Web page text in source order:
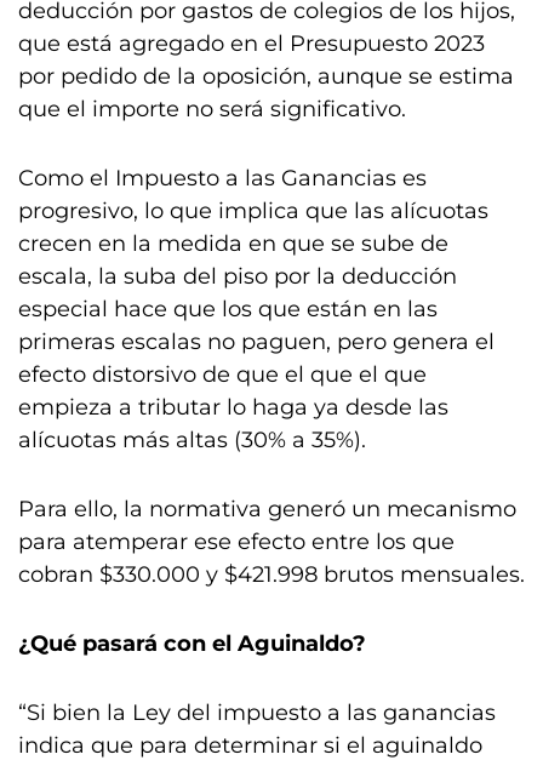
deducción por gastos de colegios de los hijos,
que está agregado en el Presupuesto 2023
por pedido de la oposición, aunque se estima
que el importe no será significativo.
Como el Impuesto a las Ganancias es
progresivo, lo que implica que las alícuotas
crecen en la medida en que se sube de
escala, la suba del piso por la deducción
especial hace que los que están en las
primeras escalas no paguen, pero genera el
efecto distorsivo de que el que el que
empieza a tributar lo haga ya desde las
alícuotas más altas (30% a 35%).
Para ello, la normativa generó un mecanismo
para atemperar ese efecto entre los que
cobran $330.000 y $421.998 brutos mensuales.
¿Qué pasará con el Aguinaldo?
“Si bien la Ley del impuesto a las ganancias
indica que para determinar si el aguinaldo